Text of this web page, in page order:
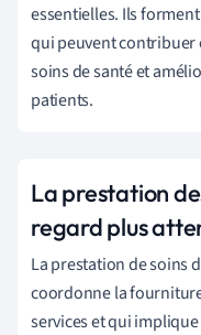
essentielles. Ils
qui peuvent contribuer
soins de santé et
patients.
La prestation
regard plus
La prestation de soins
coordonne la
services et qui